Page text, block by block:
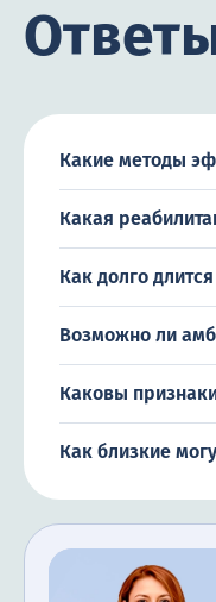
Какие методы
Какая
Как долго
Возможно ли
Каковы
Как близкие